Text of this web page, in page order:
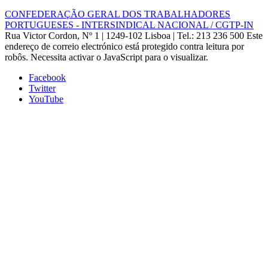
CONFEDERAÇÃO GERAL DOS TRABALHADORES
PORTUGUESES - INTERSINDICAL NACIONAL / CGTP-IN
Rua Victor Cordon, Nº 1 | 1249-102 Lisboa | Tel.: 213 236 500 Este
endereço de correio electrónico está protegido contra leitura por
robôs. Necessita activar o JavaScript para o visualizar.
Facebook
Twitter
YouTube